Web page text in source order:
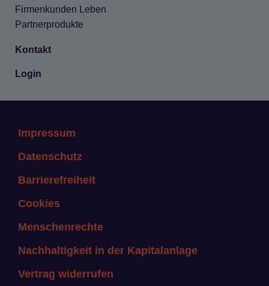
Fir­men­kun­den Leben
Part­ner­pro­dukte
Kon­takt
Login
Impressum
Datenschutz
Barrierefreiheit
Cookies
Menschenrechte
Nachhaltigkeit in der Kapitalanlage
Vertrag widerrufen